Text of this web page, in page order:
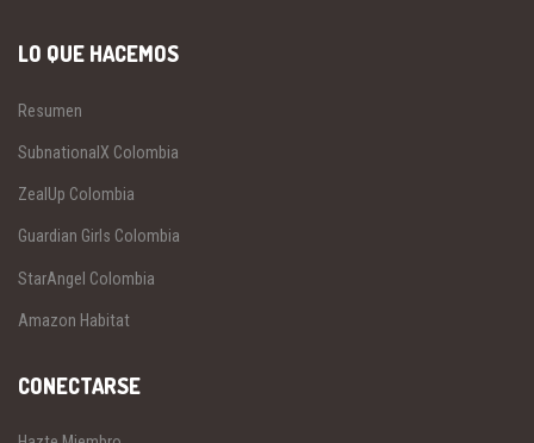
LO QUE HACEMOS
Resumen
SubnationalX Colombia
ZealUp Colombia
Guardian Girls Colombia
StarAngel Colombia
Amazon Habitat
CONECTARSE